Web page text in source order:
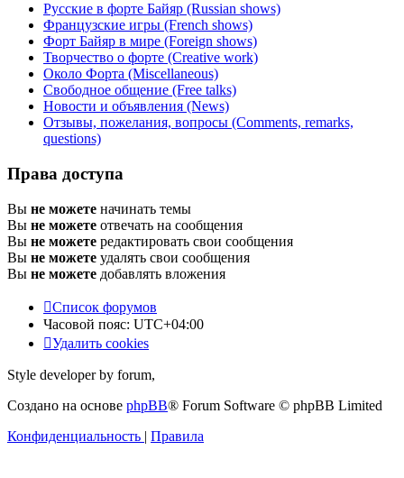
Русские в форте Байяр (Russian shows)
Французские игры (French shows)
Форт Байяр в мире (Foreign shows)
Творчество о форте (Creative work)
Около Форта (Miscellaneous)
Свободное общение (Free talks)
Новости и объявления (News)
Отзывы, пожелания, вопросы (Comments, remarks,
questions)
Права доступа
Вы не можете начинать темы
Вы не можете отвечать на сообщения
Вы не можете редактировать свои сообщения
Вы не можете удалять свои сообщения
Вы не можете добавлять вложения
Список форумов
Часовой пояс: UTC+04:00
Удалить cookies
Style developer by forum,
Создано на основе phpBB® Forum Software © phpBB Limited
Конфиденциальность | Правила